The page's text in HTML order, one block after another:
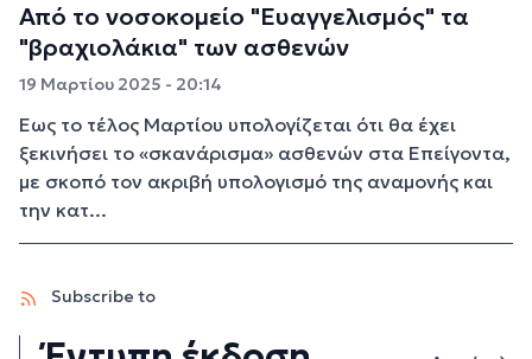
Από το νοσοκομείο "Ευαγγελισμός" τα
"βραχιολάκια" των ασθενών
19 Μαρτίου 2025 - 20:14
Έως το τέλος Μαρτίου υπολογίζεται ότι θα έχει
ξεκινήσει το «σκανάρισμα» ασθενών στα Επείγοντα,
με σκοπό τον ακριβή υπολογισμό της αναμονής και
την κατ...
Subscribe to